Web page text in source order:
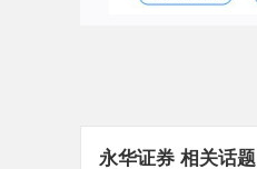
永华证券 相关话题